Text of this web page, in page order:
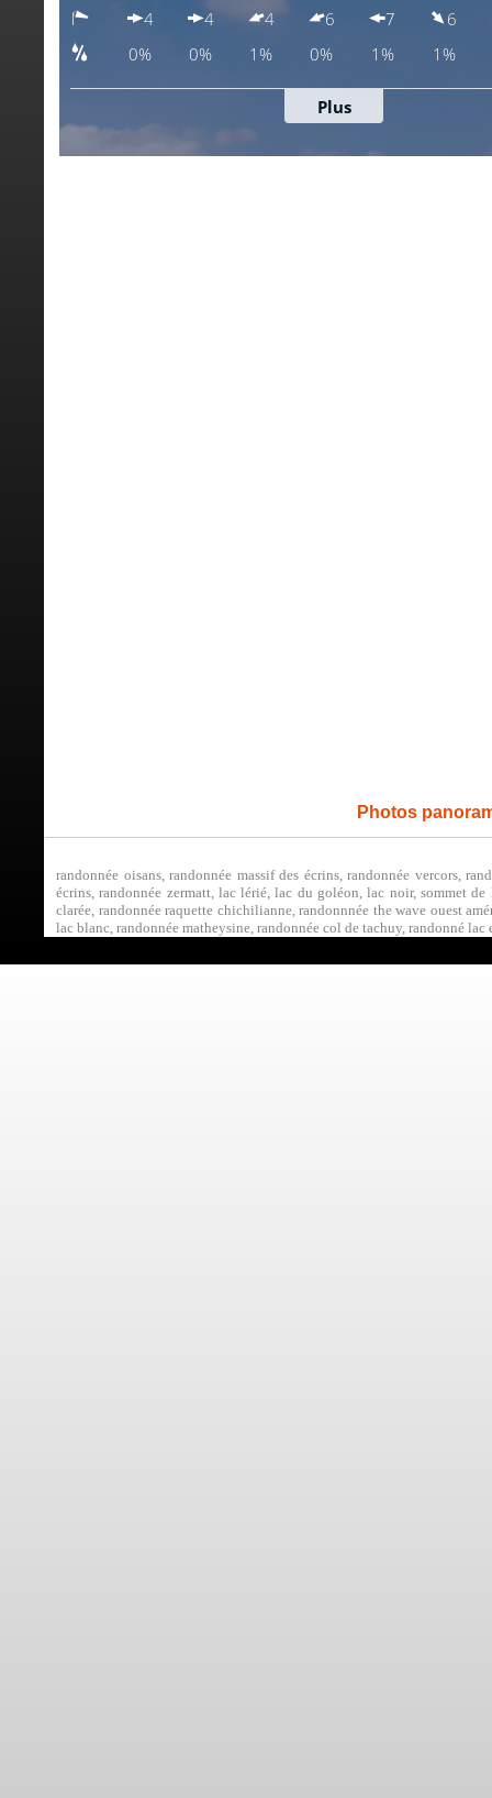
Photos
randonnée oisans, randonnée massif des écrins, randonnée vercors,
écrins, randonnée zermatt, lac lérié, lac du goléon, lac noir, sommet
clarée, randonnée raquette chichilianne, randonnnée the wave ouest
lac blanc, randonnée matheysine, randonnée col de tachuy, randonné